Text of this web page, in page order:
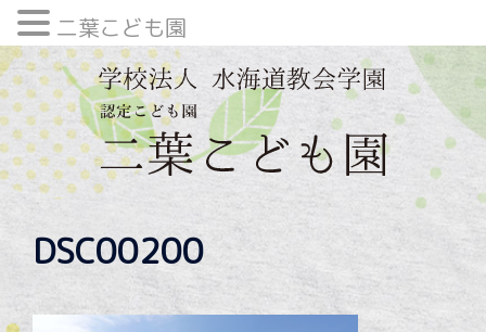
内
容
を
ス
キ
DSC00200
二葉こども園